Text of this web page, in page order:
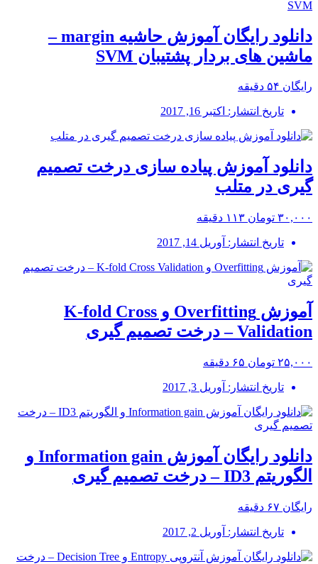
دانلود رایگان آموزش حاشیه margin –
ماشین های بردار پشتیبان SVM
رایگان ۵۴ دقیقه
تاریخ انتشار: اکتبر 16, 2017
دانلود آموزش پیاده سازی درخت تصمیم
گیری در متلب
۳۰,۰۰۰ تومان ۱۱۳ دقیقه
تاریخ انتشار: آوریل 14, 2017
آموزش Overfitting و K-fold Cross
Validation – درخت تصمیم گیری
۲۵,۰۰۰ تومان ۶۵ دقیقه
تاریخ انتشار: آوریل 3, 2017
دانلود رایگان آموزش Information gain و
الگوریتم ID3 – درخت تصمیم گیری
رایگان ۶۷ دقیقه
تاریخ انتشار: آوریل 2, 2017